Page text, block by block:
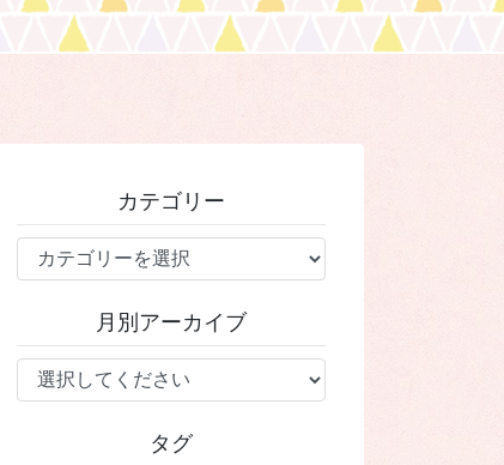
カテゴリー
テ
ー
月別アーカイブ
タグ